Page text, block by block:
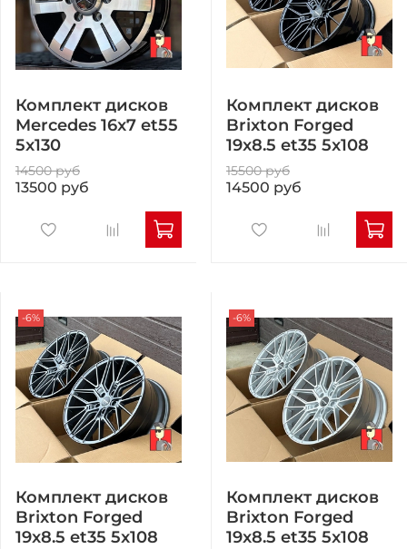
Комплект дисков
Mercedes 16x7 et55
5x130
14500 руб
13500 руб
Комплект дисков
Brixton Forged
19x8.5 et35 5x108
15500 руб
14500 руб
-6%
Комплект дисков
Brixton Forged
19x8.5 et35 5x108
-6%
Комплект дисков
Brixton Forged
19x8.5 et35 5x108